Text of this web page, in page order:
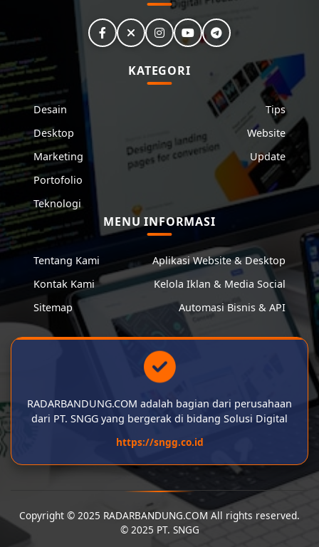
KATEGORI
Desain
Desktop
Marketing
Portofolio
Teknologi
Tips
Website
Update
MENU INFORMASI
Tentang Kami
Kontak Kami
Sitemap
Aplikasi Website & Desktop
Kelola Iklan & Media Social
Automasi Bisnis & API
RADARBANDUNG.COM adalah bagian dari perusahaan
dari PT. SNGG yang bergerak di bidang Solusi Digital
https://sngg.co.id
Copyright © 2025 RADARBANDUNG.COM All rights reserved.
© 2025 PT. SNGG